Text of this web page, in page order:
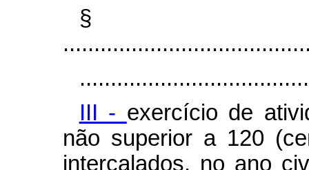
§
III - exercício de
não superior a 120
intercalados, no ano